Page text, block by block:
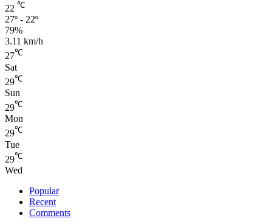
22 ℃
27º - 22º
79%
3.11 km/h
27℃
Sat
29℃
Sun
29℃
Mon
29℃
Tue
29℃
Wed
Popular
Recent
Comments